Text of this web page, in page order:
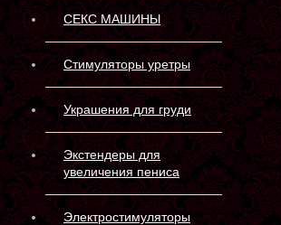
СЕКС МАШИНЫ
Стимуляторы уретры
Украшения для груди
Экстендеры для
увеличения пениса
Электростимуляторы